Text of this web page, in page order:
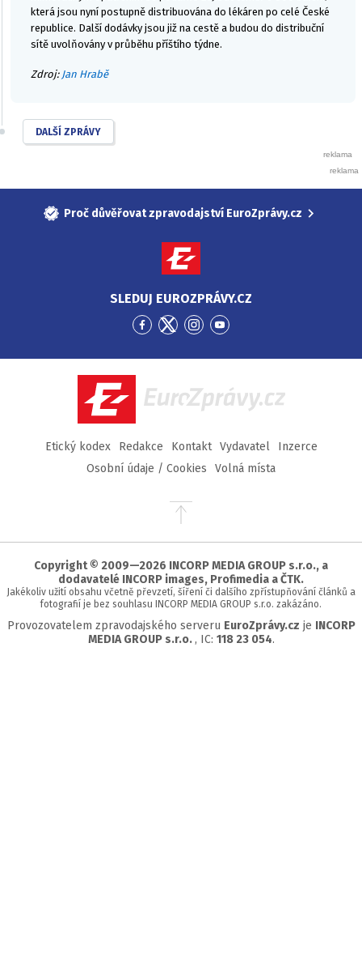
která jsou nyní postupně distribuována do lékáren po celé České
republice. Další dodávky jsou již na cestě a budou do distribuční
sítě uvolňovány v průběhu příštího týdne.
Zdroj: Jan Hrabě
DALŠÍ ZPRÁVY
Proč důvěřovat zpravodajství EuroZprávy.cz
SLEDUJ EUROZPRÁVY.CZ
Přejít
Facebook
Přejít
Twitter
Přejít
Instagram
Přejít
YouTube
EuroZprávy.cz
Etický kodex Redakce Kontakt Vydavatel
Inzerce
Osobní údaje / Cookies
Volná místa
Přejít
stránky
Copyright © 2009—2026 INCORP MEDIA GROUP s.r.o., a
dodavatelé INCORP images, Profimedia a ČTK.
Jakékoliv užití obsahu včetně převzetí, šíření či dalšího zpřístupňování článků a
fotografií je bez souhlasu INCORP MEDIA GROUP s.r.o. zakázáno.
Provozovatelem zpravodajského serveru EuroZprávy.cz je INCORP
MEDIA GROUP s.r.o. , IC: 118 23 054.